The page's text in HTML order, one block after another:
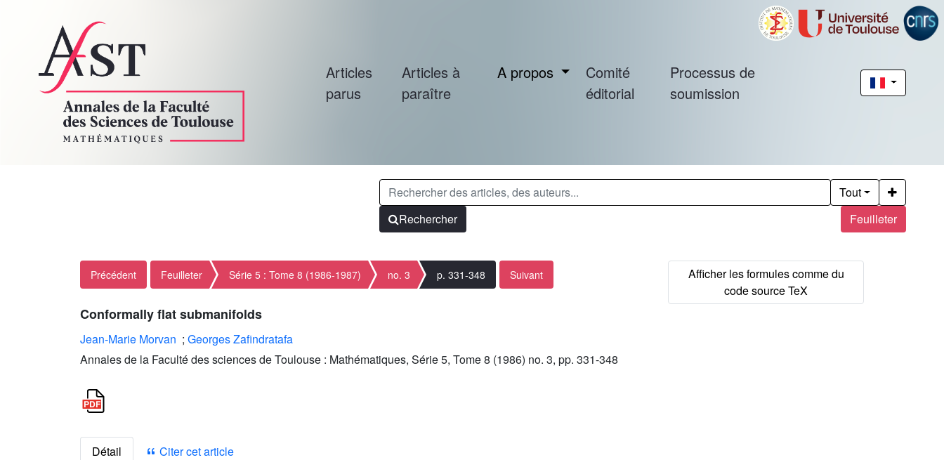
Articles
parus
Articles à
paraître
A propos
Comité
éditorial
Processus de
soumission
Feuilleter
Tout
Rechercher
Précédent Feuilleter Série 5 : Tome 8 (1986-1987) no. 3 p. 331-348 Suivant
Conformally flat submanifolds
Jean-Marie Morvan ; Georges Zafindratafa
Annales de la Faculté des sciences de Toulouse : Mathématiques, Série 5, Tome 8 (1986) no. 3, pp. 331-348
Détail Citer cet article